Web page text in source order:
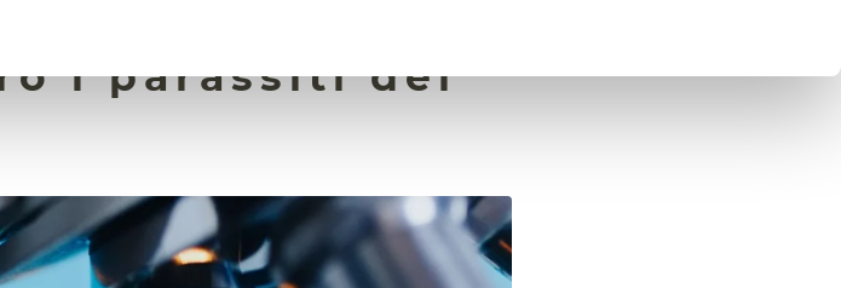
un’arma
i parassiti del